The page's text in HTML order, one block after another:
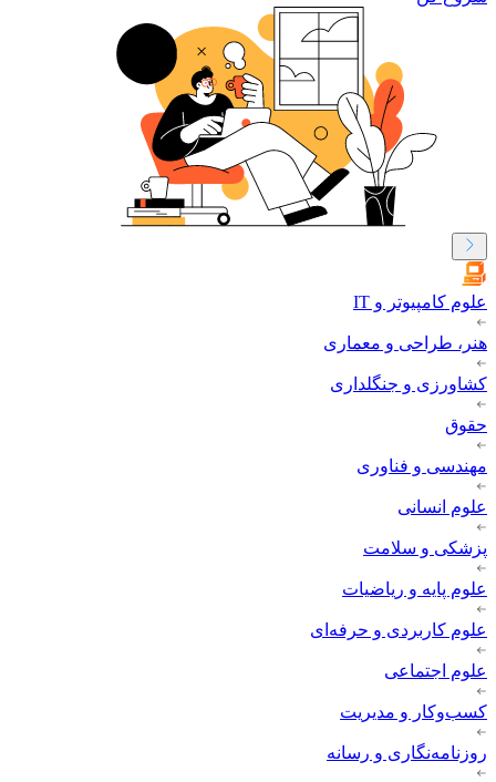
علوم کامپیوتر و IT
هنر، طراحی و معماری
کشاورزی و جنگلداری
حقوق
مهندسی و فناوری
علوم انسانی
پزشکی و سلامت
علوم پایه و ریاضیات
علوم کاربردی و حرفه‌ای
علوم اجتماعی
کسب‌وکار و مدیریت
روزنامه‌نگاری و رسانه